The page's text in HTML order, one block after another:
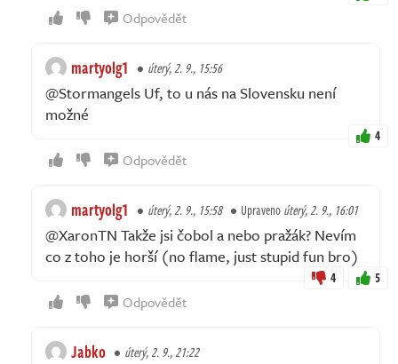
Odpovědět
martyolg1 úterý, 2. 9., 15:56
@Stormangels Uf, to u nás na Slovensku není
možné
4
Odpovědět
martyolg1 úterý, 2. 9., 15:58 Upravenoúterý, 2. 9., 16:01
@XaronTN Takže jsi čobol a nebo pražák? Nevím
co z toho je horší (no flame, just stupid fun bro)
4 5
Odpovědět
Jabko úterý, 2. 9., 21:22